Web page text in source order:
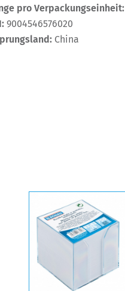
pro Verpackungseinheit:
9004546576020
China